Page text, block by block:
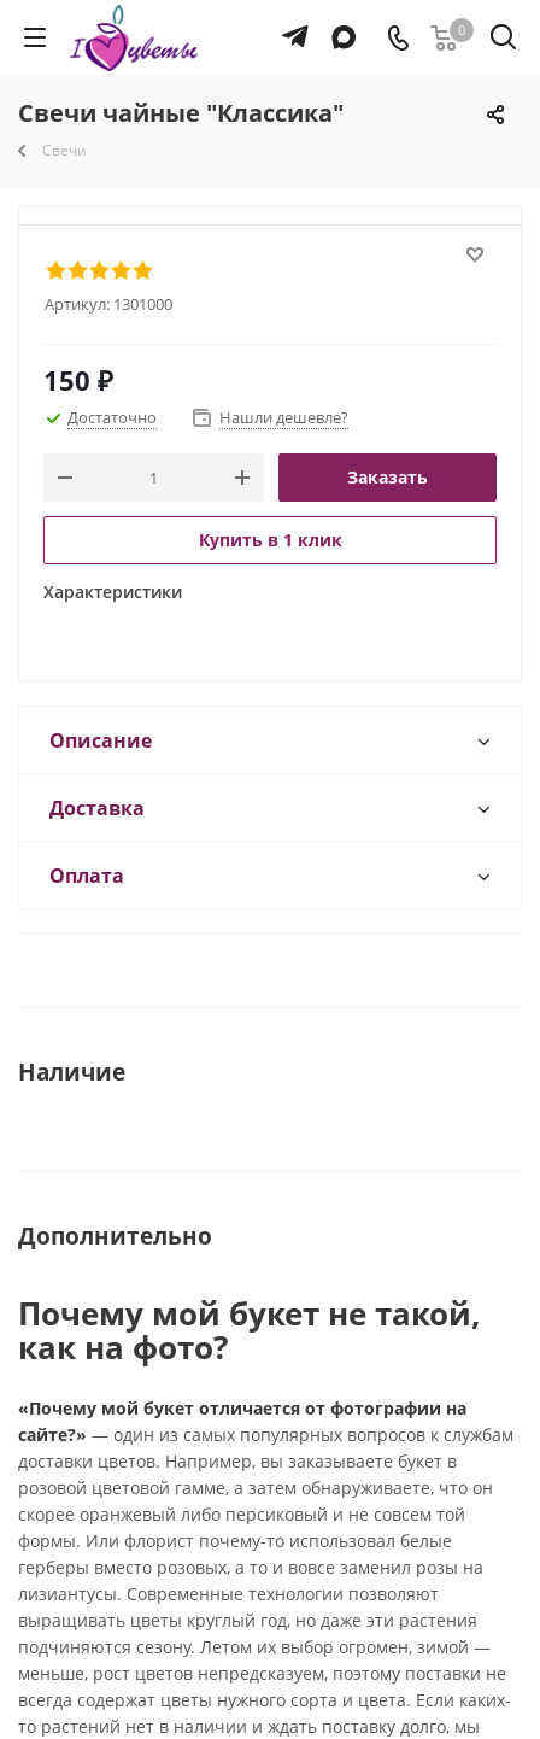
0
Свечи чайные "Классика"
Свечи
Артикул: 1301000
150 ₽
Достаточно Нашли дешевле?
Заказать
Купить в 1 клик
Характеристики
Описание
Доставка
Оплата
Наличие
Дополнительно
Почему мой букет не такой,
как на фото?
«Почему мой букет отличается от фотографии на
сайте?» — один из самых популярных вопросов к службам
доставки цветов. Например, вы заказываете букет в
розовой цветовой гамме, а затем обнаруживаете, что он
скорее оранжевый либо персиковый и не совсем той
формы. Или флорист почему-то использовал белые
герберы вместо розовых, а то и вовсе заменил розы на
лизиантусы. Современные технологии позволяют
выращивать цветы круглый год, но даже эти растения
подчиняются сезону. Летом их выбор огромен, зимой —
меньше, рост цветов непредсказуем, поэтому поставки не
всегда содержат цветы нужного сорта и цвета. Если каких-
то растений нет в наличии и ждать поставку долго, мы